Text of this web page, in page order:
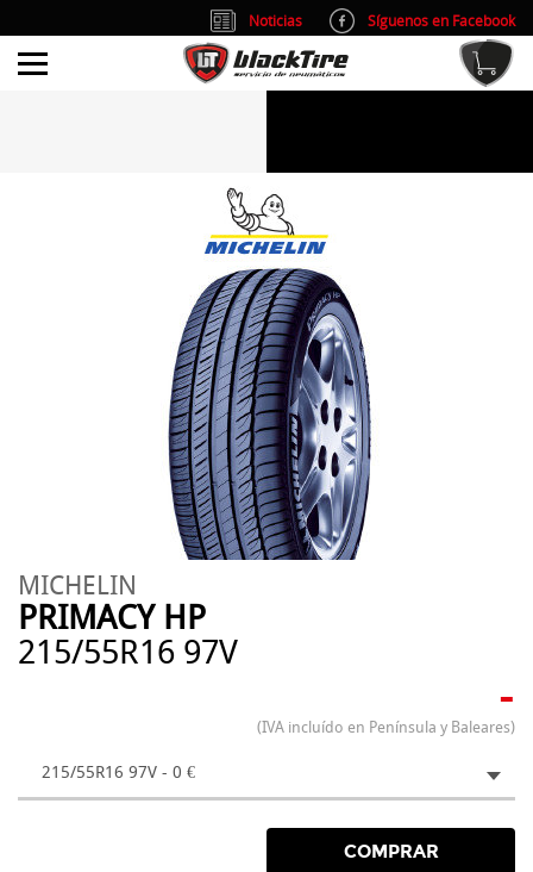
MICHELIN
PRIMACY HP
215/55R16 97V
-
(IVA incluído en Península y Baleares)
215/55R16 97V - 0 €
COMPRAR
Noticias
Síguenos en Facebook
info@blacktire.es
Atención al cliente: L/V 9:00-14:00 y 15:00-19:00